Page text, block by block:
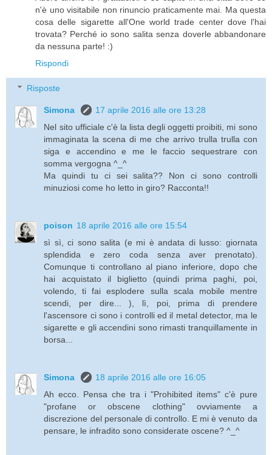
n'è uno visitabile non rinuncio praticamente mai. Ma questa
cosa delle sigarette all'One world trade center dove l'hai
trovata? Perché io sono salita senza doverle abbandonare
da nessuna parte! :)
Rispondi
Risposte
Simona
17 aprile 2016 alle ore 13:28
Nel sito ufficiale c'è la lista degli oggetti proibiti, mi sono
immaginata la scena di me che arrivo trulla trulla con
siga e accendino e me le faccio sequestrare con
somma vergogna ^_^
Ma quindi tu ci sei salita?? Non ci sono controlli
minuziosi come ho letto in giro? Racconta!!
poison 18 aprile 2016 alle ore 15:54
sì sì, ci sono salita (e mi è andata di lusso: giornata
splendida e zero coda senza aver prenotato).
Comunque ti controllano al piano inferiore, dopo che
hai acquistato il biglietto (quindi prima paghi, poi,
volendo, ti fai esplodere sulla scala mobile mentre
scendi, per dire... ), lì, poi, prima di prendere
l'ascensore ci sono i controlli ed il metal detector, ma le
sigarette e gli accendini sono rimasti tranquillamente in
borsa...
Simona
18 aprile 2016 alle ore 16:05
Ah ecco. Pensa che tra i "Prohibited items" c'è pure
"profane or obscene clothing" ovviamente a
discrezione del personale di controllo. E mi è venuto da
pensare, le infradito sono considerate oscene? ^_^